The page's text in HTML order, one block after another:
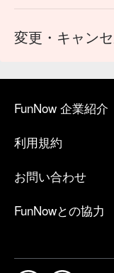
変更・キャン
FunNow 企業紹介
利用規約
お問い合わせ
FunNowとの協力